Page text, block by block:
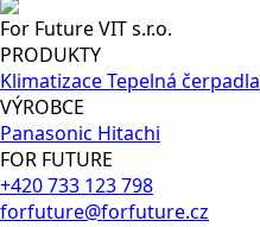
For Future VIT s.r.o.
PRODUKTY
KlimatizaceTepelná čerpadla
VÝROBCE
Panasonic Hitachi
FOR FUTURE
+420 733 123 798
forfuture@forfuture.cz